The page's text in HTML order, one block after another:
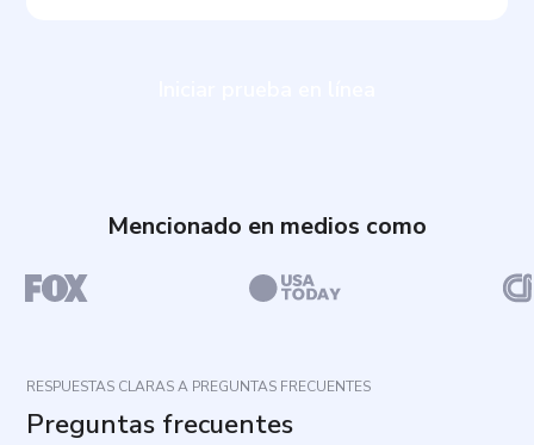
Mencionado en medios como
RESPUESTAS CLARAS A PREGUNTAS FRECUENTES
Preguntas frecuentes